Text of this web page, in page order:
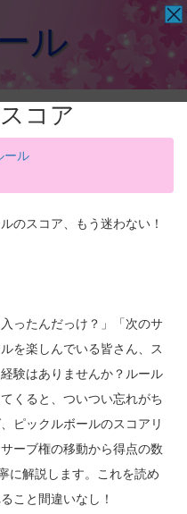
ル
コア
ール
のスコア、もう迷わない！
ったんだっけ？」「次のサ
を楽しんでいる皆さん、ス
験はありませんか？ルール
くると、ついつい忘れがち
ピックルボールのスコアリ
ーブ権の移動から得点の数
に解説します。これを読め
こと間違いなし！